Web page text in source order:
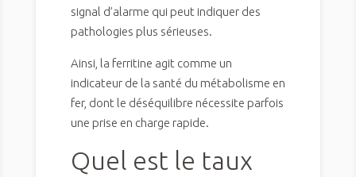
signal d’alarme qui peut indiquer des
pathologies plus sérieuses.
Ainsi, la ferritine agit comme un
indicateur de la santé du métabolisme en
fer, dont le déséquilibre nécessite parfois
une prise en charge rapide.
Quel est le taux